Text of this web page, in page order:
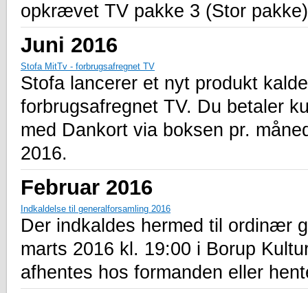
opkrævet TV pakke 3 (Stor
Juni 2016
Stofa MitTv - forbrugsafregnet TV
Stofa lancerer et nyt produkt
forbrugsafregnet TV. Du betaler
med Dankort via boksen pr.
2016.
Februar 2016
Indkaldelse til generalforsamling 2016
Der indkaldes hermed til ordinær
marts 2016 kl. 19:00 i Borup
afhentes hos formanden eller